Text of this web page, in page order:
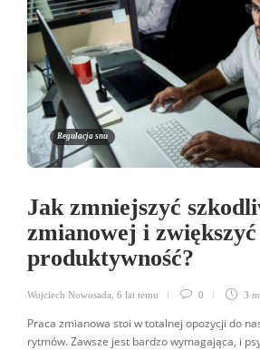
Regulacja snu
Jak zmniejszyć
zmianowej i zwiększyć
produktywność?
Wojciech Nowosada 6 lat temu 0 3
Praca zmianowa stoi w totalnej opozycji do
rytmów. Zawsze jest bardzo wymagająca, i